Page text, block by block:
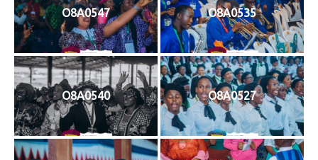
O8A0547 O8A0535
O8A0540 O8A0527